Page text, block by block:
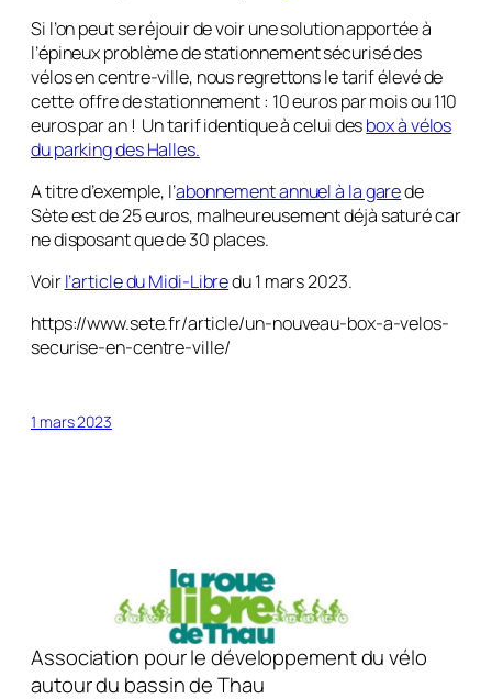
Si l’on peut se réjouir de voir une solution apportée à
l’épineux problème de stationnement sécurisé des
vélos en centre-ville, nous regrettons le tarif élevé de
cette offre de stationnement : 10 euros par mois ou 110
euros par an ! Un tarif identique à celui desbox à vélos
du parking des Halles.
A titre d’exemple, l’abonnement annuel à la garede
Sète est de 25 euros, malheureusement déjà saturé car
ne disposant que de 30 places.
Voirl’article du Midi-Libredu 1 mars 2023.
https://www.sete.fr/article/un-nouveau-box-a-velos-
securise-en-centre-ville/
1 mars 2023
Association pour le développement du vélo
autour du bassin de Thau